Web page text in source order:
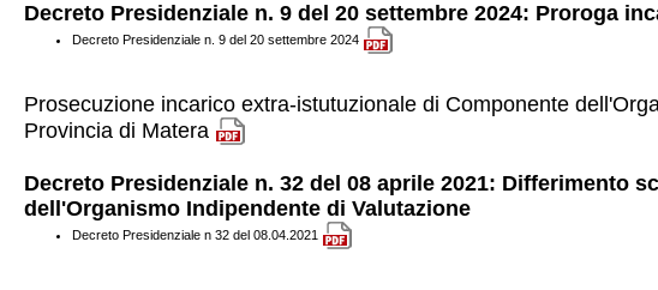
Decreto Presidenziale n. 9 del 20 settembre 2024: Proroga
Decreto Presidenziale n. 9 del 20 settembre 2024
Prosecuzione incarico extra-istutuzionale di Componente
Provincia di Matera
Decreto Presidenziale n. 32 del 08 aprile 2021: Differimento
dell'Organismo Indipendente di Valutazione
Decreto Presidenziale n 32 del 08.04.2021